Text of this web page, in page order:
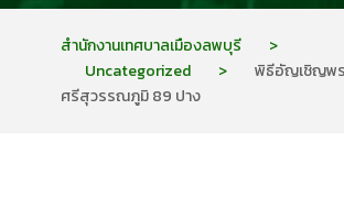
สำนักงานเทศบาลเมืองลพบุรี
>
Uncategorized
>
พิธีอัญเชิญพ
ศรีสุวรรณภูมิ 89 ปาง